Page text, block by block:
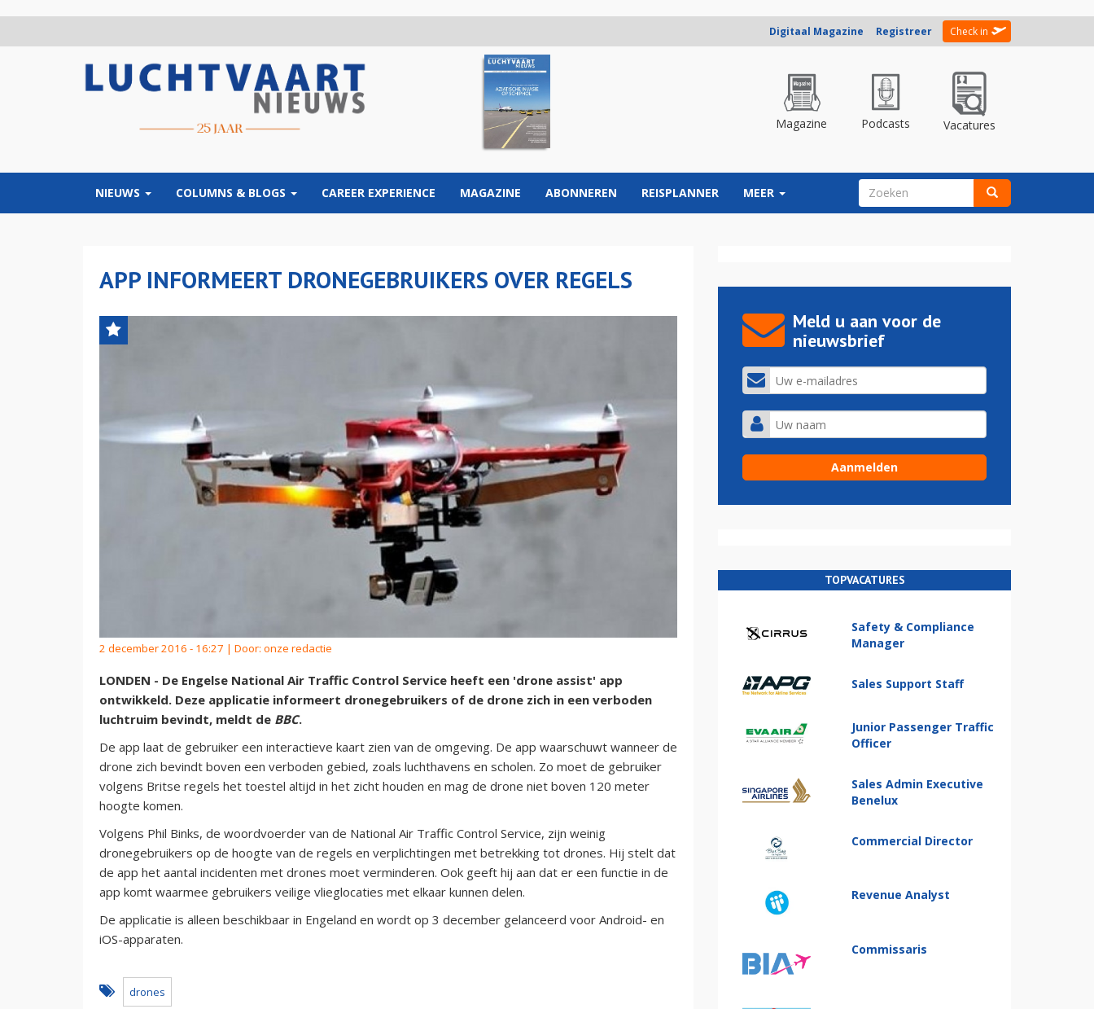
Digitaal Magazine Registreer Check in
Magazine Podcasts Vacatures
NIEUWS COLUMNS & BLOGS CAREER EXPERIENCE MAGAZINE ABONNEREN REISPLANNER MEER ZOEKVELD
APP INFORMEERT DRONEGEBRUIKERS OVER REGELS
2 december 2016 - 16:27 | Door: onze redactie
LONDEN - De Engelse National Air Traffic Control Service heeft een 'drone assist' app
ontwikkeld. Deze applicatie informeert dronegebruikers of de drone zich in een verboden
luchtruim bevindt, meldt de BBC.
De app laat de gebruiker een interactieve kaart zien van de omgeving. De app waarschuwt wanneer de
drone zich bevindt boven een verboden gebied, zoals luchthavens en scholen. Zo moet de gebruiker
volgens Britse regels het toestel altijd in het zicht houden en mag de drone niet boven 120 meter
hoogte komen.
Volgens Phil Binks, de woordvoerder van de National Air Traffic Control Service, zijn weinig
dronegebruikers op de hoogte van de regels en verplichtingen met betrekking tot drones. Hij stelt dat
de app het aantal incidenten met drones moet verminderen. Ook geeft hij aan dat er een functie in de
app komt waarmee gebruikers veilige vlieglocaties met elkaar kunnen delen.
De applicatie is alleen beschikbaar in Engeland en wordt op 3 december gelanceerd voor Android- en
iOS-apparaten.
drones
Meld u aan voor de
nieuwsbrief
TOPVACATURES
Safety & Compliance
Manager
Sales Support Staff
Junior Passenger Traffic
Officer
Sales Admin Executive
Benelux
Commercial Director
Revenue Analyst
Commissaris